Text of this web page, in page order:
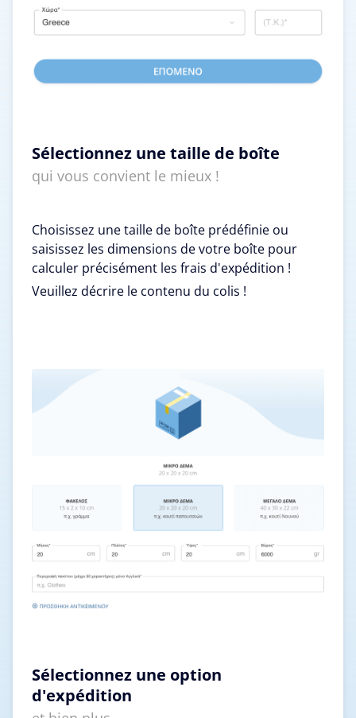
Sélectionnez une taille de boîte
qui vous convient le mieux !
Choisissez une taille de boîte prédéfinie ou
saisissez les dimensions de votre boîte pour
calculer précisément les frais d'expédition !
Veuillez décrire le contenu du colis !
Sélectionnez une option
d'expédition